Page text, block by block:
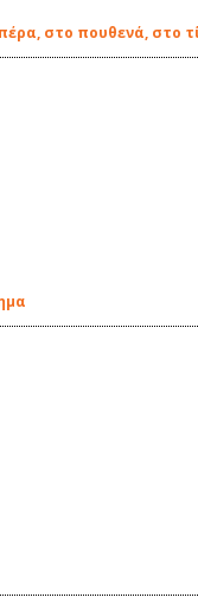
στο πουθενά, στο